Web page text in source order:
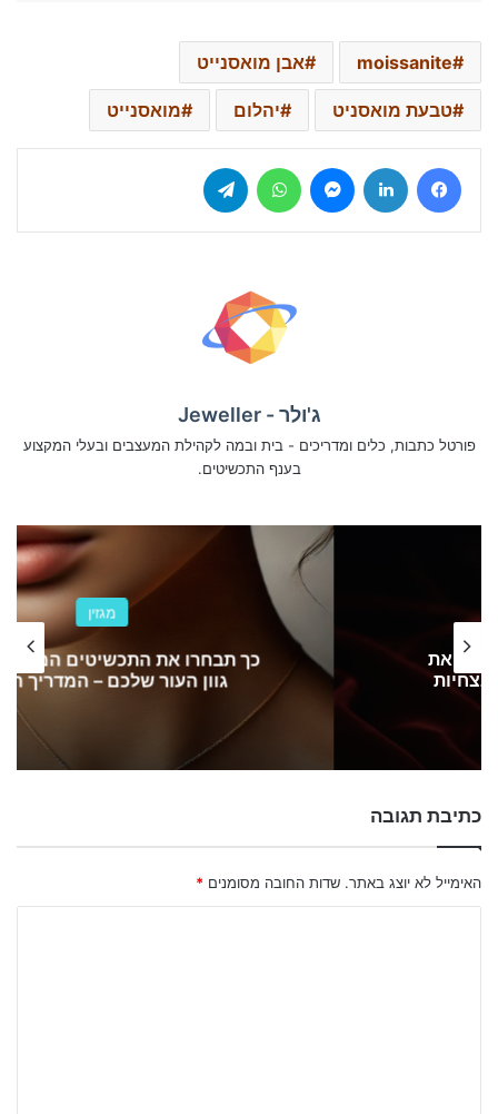
moissanite אבן מואסנייט
טבעת מואסניט יהלום מואסנייט
Facebook
LinkedIn
Messenger
WhatsApp
ג'ולר - Jeweller
פורטל כתבות, כלים ומדריכים - בית ובמה לקהילת המעצבים ובעלי המקצוע
בענף התכשיטים.
כך תבחרו את התכשיטים המושלמים לפי
גוון העור שלכם – המדריך המלא
כתיבת תגובה
האימייל לא יוצג באתר. שדות החובה מסומנים *